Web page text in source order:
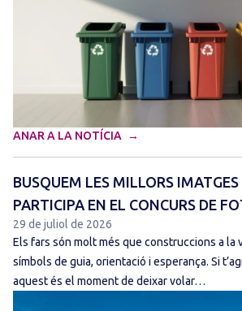
ANAR A LA NOTÍCIA
BUSQUEM LES MILLORS IMATGES
PARTICIPA EN EL CONCURS DE
29 de juliol de 2026
Els fars són molt més que construccions a la
símbols de guia, orientació i esperança. Si
aquest és el moment de deixar volar…